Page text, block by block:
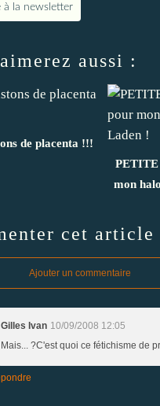
à la newsletter
aussi :
de placenta !!!
mon
cet article
Ajouter un commentaire
Gilles Ivan 10/09/2008 12:05
Mais... ?C'est quoi ce fétichisme de